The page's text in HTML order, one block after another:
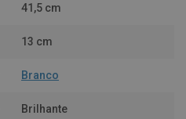
41,5 cm
13 cm
Branco
Brilhante